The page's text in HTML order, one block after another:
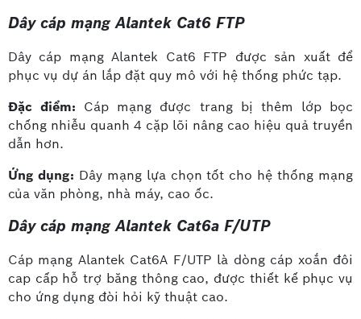
Dây cáp mạng Alantek Cat6 FTP
Dây cáp mạng Alantek Cat6 FTP được sản xuất để
phục vụ dự án lắp đặt quy mô với hệ thống phức tạp.
Đặc điểm: Cáp mạng được trang bị thêm lớp bọc
chống nhiễu quanh 4 cặp lõi nâng cao hiệu quả truyền
dẫn hơn.
Ứng dụng: Dây mạng lựa chọn tốt cho hệ thống mạng
của văn phòng, nhà máy, cao ốc.
Dây cáp mạng Alantek Cat6a F/UTP
Cáp mạng Alantek Cat6A F/UTP là dòng cáp xoắn đôi
cap cấp hỗ trợ băng thông cao, được thiết kế phục vụ
cho ứng dụng đòi hỏi kỹ thuật cao.